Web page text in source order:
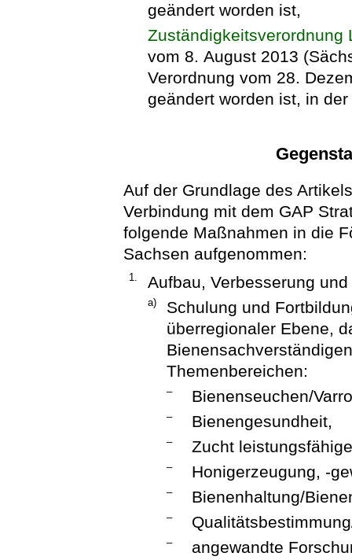
geändert worden ist,
Zuständigkeitsverordnung
vom 8. August 2013
Verordnung vom 28.
geändert worden ist, in
Auf der Grundlage des
Verbindung mit dem GAP
folgende Maßnahmen in die
Sachsen aufgenommen:
1. Aufbau, Verbesserung
a)
Schulung und
überregionaler Ebene,
Themenbereichen:
– Bienenseuchen/
– Bienengesundheit,
– Zucht
– Honigerzeugung, -
– Bienenhaltung/
–
– angewandte